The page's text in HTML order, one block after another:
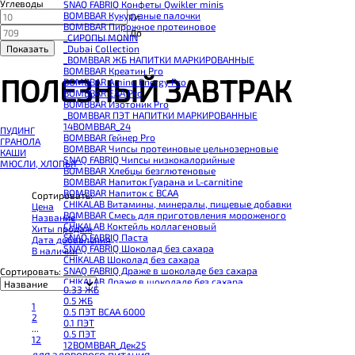
SNAQ FABRIQ Конфеты Qwikler minis
BOMBBAR Кукурузные палочки
BOMBBAR Пирожное протеиновое
_CИРОПЫ MONIN
_Dubai Collection
_BOMBBAR ЖБ НАПИТКИ МАРКИРОВАННЫЕ
BOMBBAR Креатин Pro
BOMBBAR Amino Energy Pro
BOMBBAR EAA Pro
BOMBBAR Изотоник Pro
_BOMBBAR ПЭТ НАПИТКИ МАРКИРОВАННЫЕ
14BOMBBAR_24
BOMBBAR Гейнер Pro
BOMBBAR Чипсы протеиновые цельнозерновые
SNAQ FABRIQ Чипсы низкокалорийные
BOMBBAR Хлебцы безглютеновые
BOMBBAR Напиток Гуарана и L-carnitine
BOMBBAR Напиток с BCAA
CHIKALAB Витамины, минералы, пищевые добавки
BOMBBAR Смесь для приготовления мороженого
CHIKALAB Коктейль коллагеновый
SNAQ FABRIQ Паста
SNAQ FABRIQ Шоколад без сахара
CHIKALAB Шоколад без сахара
SNAQ FABRIQ Драже в шоколаде без сахара
CHIKALAB Драже в шоколаде без сахара
BOMBBAR Каша овсяная с белком
BOMBBAR Джем низкокалорийный
BOMBBAR Сахарозаменитель
BOMBBAR Паста
CHIKALAB Паста
CHIKALAB Смеси для выпечки
0.33 ЖБ
0.5 ЖБ
0.5 ПЭТ ВСАА 6000
0.1 ПЭТ
0.5 ПЭТ
12BOMBBAR_Дек25
Углеводы
От
До
ПОЛЕЗНЫЙ ЗАВТРАК
ПУДИНГ
ГРАНОЛА
КАШИ
МЮСЛИ, ХЛОПЬЯ
Сортировать:
Цена
Название
Хиты продаж
Дата добавления
В наличии
Сортировать:
1
2
12